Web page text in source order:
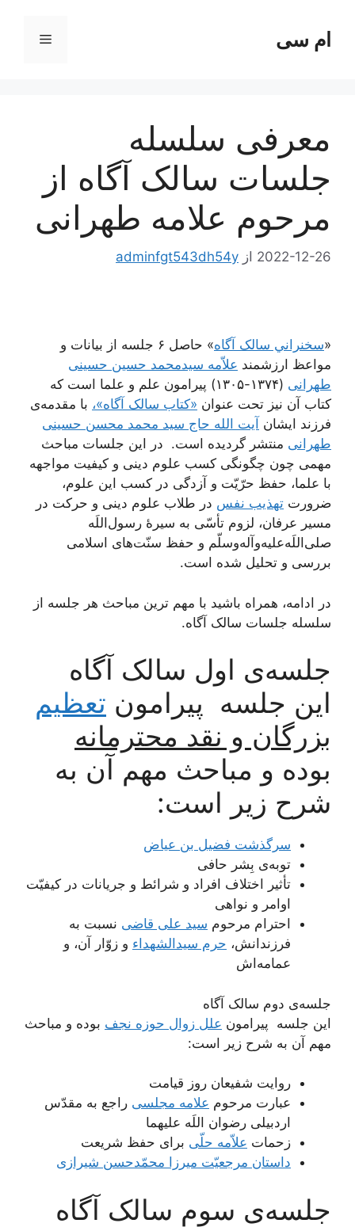
محتواام سی فهرست
معرفی سلسله
جلسات سالک آگاه از
مرحوم علامه طهرانی
2022-12-26 از adminfgt543dh54y
«سخنراني سالک آگاه
» حاصل ۶ جلسه از بیانات و
مواعظ ارزشمند علاّمه سیدمحمد حسین حسینی
طهرانی
(۱۳۷۴-۱۳۰۵) پیرامون علم و علما است که
کتاب آن نیز تحت عنوان «کتاب سالک آگاه»، با مقدمه‌ی
فرزند ایشان آیت الله حاج سید محمد محسن حسینی
طهرانی منتشر گردیده است. در این جلسات مباحث
مهمی چون چگونگی کسب علوم دینی و کیفیت مواجهه
با علما، حفظ حرّیّت و آزدگی در کسب این علوم،
ضرورت تهذیب نفس در طلاب علوم دینی و حرکت در
مسیر عرفان، لزوم تأسّی به سیرۀ رسول‌اللَه
صلی‌اللَه‌علیه‌وآله‌وسلّم و حفظ سنّت‌های اسلامی
بررسی و تحلیل شده است.
در ادامه، همراه باشید با مهم ترین مباحث هر جلسه از
سلسله جلسات سالک آگاه.
جلسه‌ی اول سالک آگاه
این جلسه پیرامون تعظیم
بزرگان و نقد محترمانه
بوده و مباحث مهم آن به
شرح زیر است:
سرگذشت فضیل بن عیاض
توبه‌ی بِشر حافی
تأثیر اختلاف افراد و شرائط و جریانات در کیفیّت
اوامر و نواهی
احترام مرحوم سید علی قاضی نسبت به
فرزندانش، حرم سیدالشهداء و زوّار آن، و
عمامه‌اش
جلسه‌ی دوم سالک آگاه
این جلسه پیرامون علل زوال حوزه نجف بوده و مباحث
مهم آن به شرح زیر است:
روایت شفیعان روز قیامت
عبارت مرحوم علامه مجلسی راجع به مقدّس
اردبیلی رضوان اللَه علیهما
زحمات علاّمه حلّی برای حفظ شریعت
داستان مرجعیّت میرزا محمّدحسن شیرازی
جلسه‌ی سوم سالک آگاه